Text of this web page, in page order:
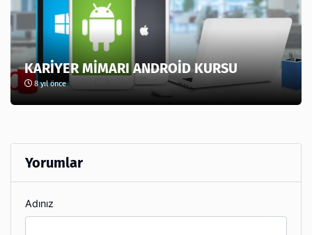
KARİYER MİMARI ANDROİD KURSU
8 yıl önce
Yorumlar
Adınız